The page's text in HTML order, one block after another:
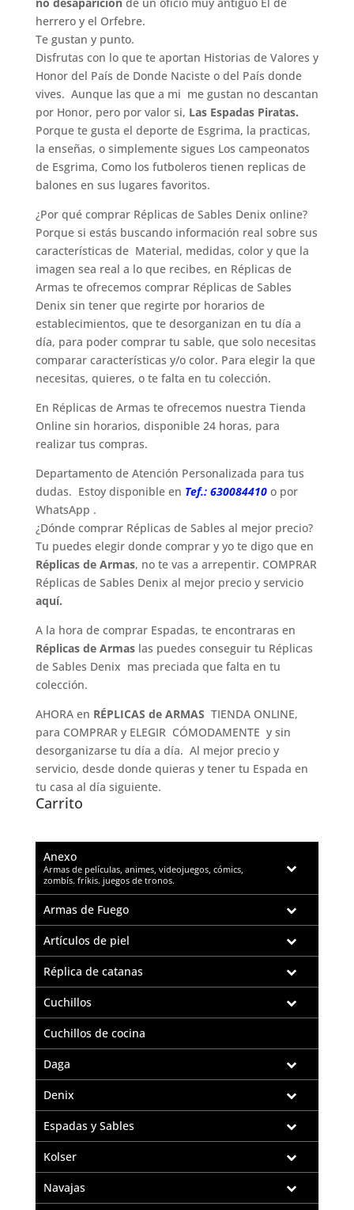
no desapariciónde un oficio muy antiguo El de
herrero y el Orfebre.
Te gustan y punto.
Disfrutas con lo que te aportan Historias de Valores y
Honor del País de Donde Naciste o del País donde
vives. Aunque las que a mi me gustan no descantan
por Honor, pero por valor si, Las Espadas Piratas.
Porque te gusta el deporte de Esgrima, la practicas,
la enseñas, o simplemente sigues Los campeonatos
de Esgrima, Como los futboleros tienen replicas de
balones en sus lugares favoritos.
¿Por qué comprar Réplicas de Sables Denix online?
Porque si estás buscando información real sobre sus
características de Material, medidas, color y que la
imagen sea real a lo que recibes, en Réplicas de
Armas te ofrecemos comprar Réplicas de Sables
Denix sin tener que regirte por horarios de
establecimientos, que te desorganizan en tu día a
día, para poder comprar tu sable, que solo necesitas
comparar características y/o color. Para elegir la que
necesitas, quieres, o te falta en tu colección.
En Réplicas de Armas te ofrecemos nuestra Tienda
Online sin horarios, disponible 24 horas, para
realizar tus compras.
Departamento de Atención Personalizada para tus
dudas. Estoy disponible en Tef.: 630084410o por
WhatsApp .
¿Dónde comprar Réplicas de Sables al mejor precio?
Tu puedes elegir donde comprar y yo te digo que en
Réplicas de Armas, no te vas a arrepentir. COMPRAR
Réplicas de Sables Denix al mejor precio y servicio
aquí.
A la hora de comprar Espadas, te encontraras en
Réplicas de Armaslas puedes conseguir tu Réplicas
de Sables Denix mas preciada que falta en tu
colección.
AHORA en RÉPLICAS de ARMAS TIENDA ONLINE,
para COMPRAR y ELEGIR CÓMODAMENTE y sin
desorganizarse tu día a día. Al mejor precio y
servicio, desde donde quieras y tener tu Espada en
tu casa al día siguiente.
Carrito
Anexo
–
Armas de películas, animes, videojuegos, cómics,
zombís. fríkis. juegos de tronos.
Armas de Fuego
Artículos de piel
Réplica de catanas
Cuchillos
Cuchillos de cocina
Daga
Denix
Espadas y Sables
Kolser
Navajas